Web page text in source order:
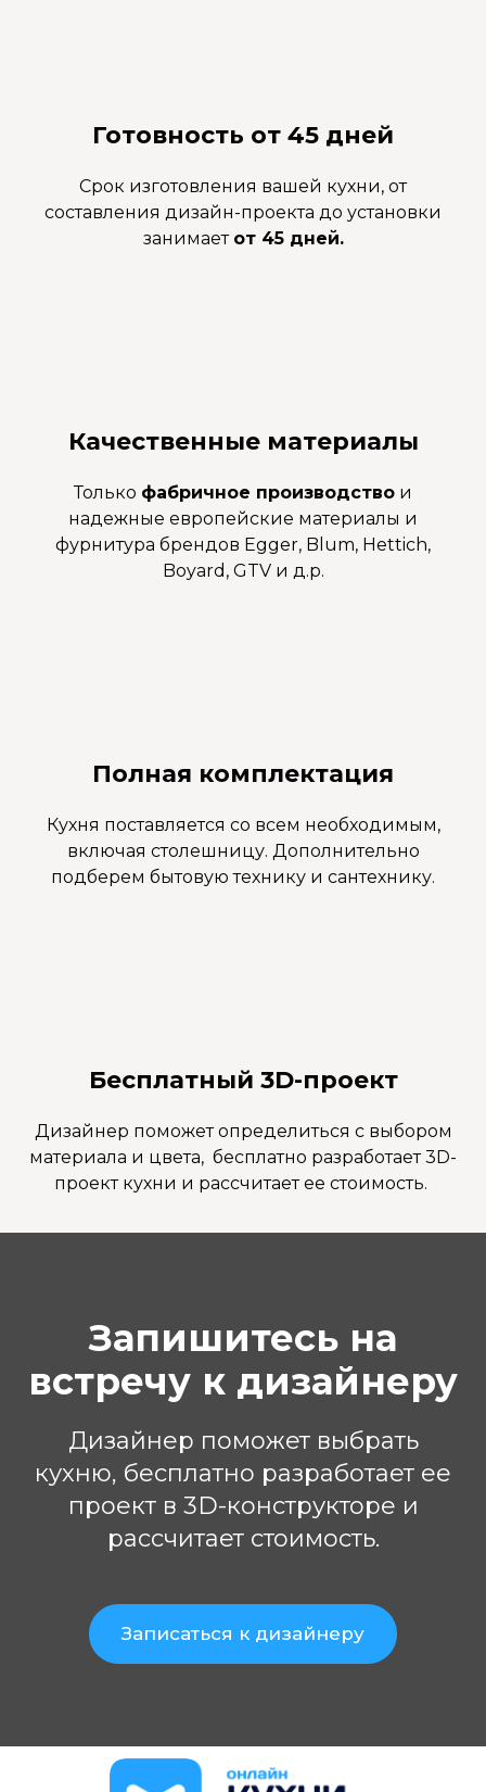
Готовность от 45 дней
Срок изготовления вашей кухни, от
составления дизайн-проекта до установки
занимает от 45 дней.
Качественные материалы
Только фабричное производство и
надежные европейские материалы и
фурнитура брендов Egger, Blum, Hettich,
Boyard, GTV и д.р.
Полная комплектация
Кухня поставляется со всем необходимым,
включая столешницу. Дополнительно
подберем бытовую технику и сантехнику.
Бесплатный 3D-проект
Дизайнер поможет определиться с выбором
материала и цвета, бесплатно разработает 3D-
проект кухни и рассчитает ее стоимость.
Запишитесь на
встречу к дизайнеру
Дизайнер поможет выбрать
кухню, бесплатно разработает ее
проект в 3D-конструкторе и
рассчитает стоимость.
Записаться к дизайнеру